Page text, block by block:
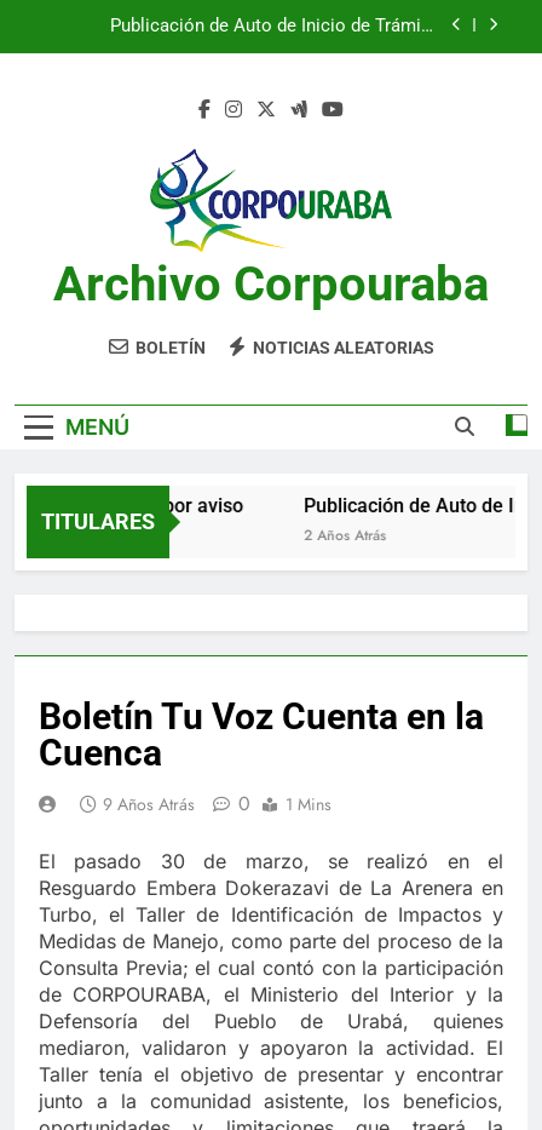
Publicación de Auto de Inicio de Trámite
Notificación por aviso
Publicación de Auto de Inicio de Trámite
Publicación de Auto de Inicio de Trámite
CITACIONES
Archivo Corpouraba
BOLETÍN NOTICIAS ALEATORIAS
MENÚ
TITULARES
Notificación por aviso
2 Años Atrás
Publicación de Auto de
2 Años Atrás
Boletín Tu Voz Cuenta en la
Cuenca
9 Años Atrás 0 1 Mins
El pasado 30 de marzo, se realizó en el
Resguardo Embera Dokerazavi de La Arenera en
Turbo, el Taller de Identificación de Impactos y
Medidas de Manejo, como parte del proceso de la
Consulta Previa; el cual contó con la participación
de CORPOURABA, el Ministerio del Interior y la
Defensoría del Pueblo de Urabá, quienes
mediaron, validaron y apoyaron la actividad. El
Taller tenía el objetivo de presentar y encontrar
junto a la comunidad asistente, los beneficios,